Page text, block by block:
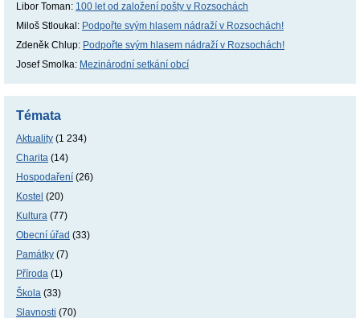
Libor Toman: 100 let od založení pošty v Rozsochách
Miloš Stloukal : Podpořte svým hlasem nádraží v Rozsochách!
Zdeněk Chlup: Podpořte svým hlasem nádraží v Rozsochách!
Josef Smolka: Mezinárodní setkání obcí
Témata
Aktuality (1 234)
Charita (14)
Hospodaření (26)
Kostel (20)
Kultura (77)
Obecní úřad (33)
Památky (7)
Příroda (1)
Škola (33)
Slavnosti (70)